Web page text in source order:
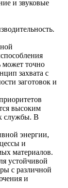
и звуковые
может точно
захвата с
заготовок и
высоким
службы. В
энергии,
и
материалов.
устойчивой
с различной
и